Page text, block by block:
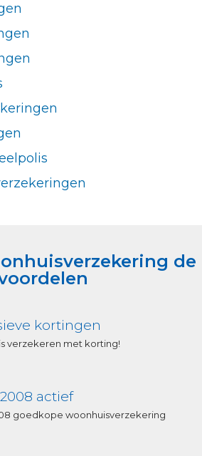
de
kortingen
verzekeren met korting!
actief
goedkope woonhuisverzekering